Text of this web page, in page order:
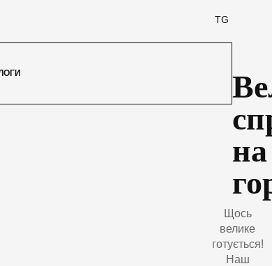
TG
на
Щось
велике
готується!
Наш